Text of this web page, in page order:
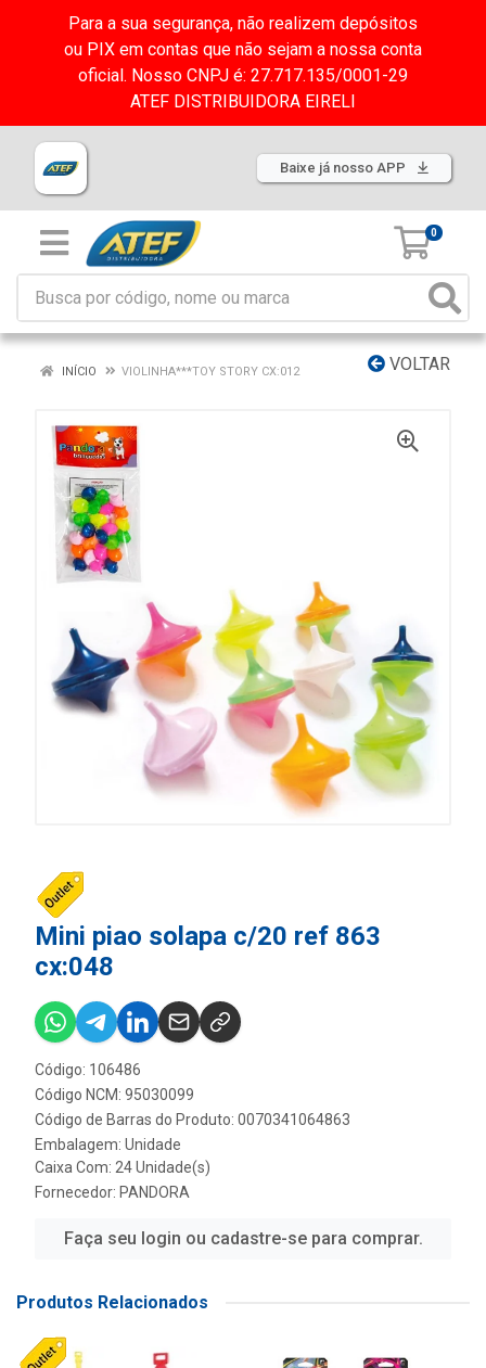
Para a sua segurança, não realizem depósitos
ou PIX em contas que não sejam a nossa conta
oficial. Nosso CNPJ é: 27.717.135/0001-29
ATEF DISTRIBUIDORA EIRELI
Baixe já nosso APP
0
VOLTAR
INÍCIO VIOLINHA***TOY STORY CX:012
Mini piao solapa c/20 ref 863
cx:048
Código: 106486
Código NCM: 95030099
Código de Barras do Produto: 0070341064863
Embalagem: Unidade
Caixa Com: 24 Unidade(s)
Fornecedor: PANDORA
Faça seu login ou cadastre-se para comprar.
Produtos Relacionados